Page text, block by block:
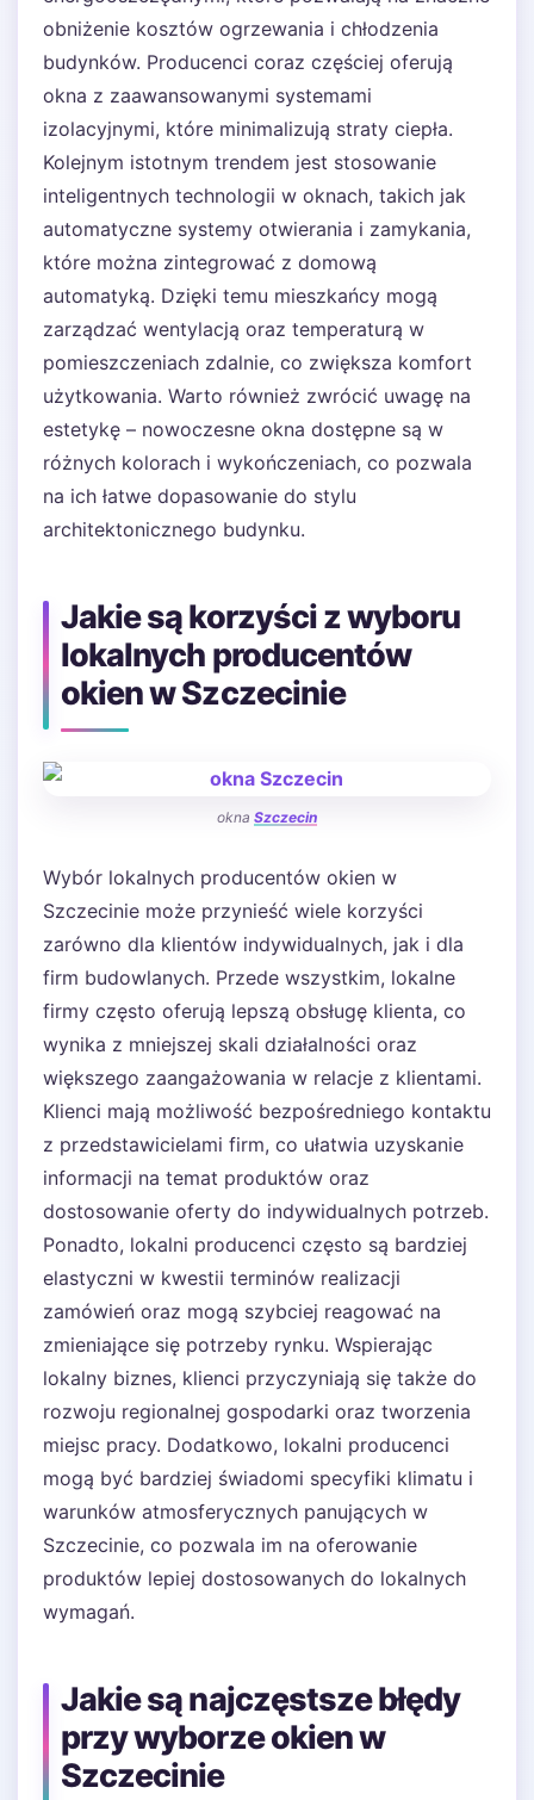
obniżenie kosztów ogrzewania i chłodzenia
budynków. Producenci coraz częściej oferują
okna z zaawansowanymi systemami
izolacyjnymi, które minimalizują straty ciepła.
Kolejnym istotnym trendem jest stosowanie
inteligentnych technologii w oknach, takich jak
automatyczne systemy otwierania i zamykania,
które można zintegrować z domową
automatyką. Dzięki temu mieszkańcy mogą
zarządzać wentylacją oraz temperaturą w
pomieszczeniach zdalnie, co zwiększa komfort
użytkowania. Warto również zwrócić uwagę na
estetykę – nowoczesne okna dostępne są w
różnych kolorach i wykończeniach, co pozwala
na ich łatwe dopasowanie do stylu
architektonicznego budynku.
Jakie są korzyści z wyboru
lokalnych producentów
okien w Szczecinie
okna Szczecin
Wybór lokalnych producentów okien w
Szczecinie może przynieść wiele korzyści
zarówno dla klientów indywidualnych, jak i dla
firm budowlanych. Przede wszystkim, lokalne
firmy często oferują lepszą obsługę klienta, co
wynika z mniejszej skali działalności oraz
większego zaangażowania w relacje z klientami.
Klienci mają możliwość bezpośredniego kontaktu
z przedstawicielami firm, co ułatwia uzyskanie
informacji na temat produktów oraz
dostosowanie oferty do indywidualnych potrzeb.
Ponadto, lokalni producenci często są bardziej
elastyczni w kwestii terminów realizacji
zamówień oraz mogą szybciej reagować na
zmieniające się potrzeby rynku. Wspierając
lokalny biznes, klienci przyczyniają się także do
rozwoju regionalnej gospodarki oraz tworzenia
miejsc pracy. Dodatkowo, lokalni producenci
mogą być bardziej świadomi specyfiki klimatu i
warunków atmosferycznych panujących w
Szczecinie, co pozwala im na oferowanie
produktów lepiej dostosowanych do lokalnych
wymagań.
Jakie są najczęstsze błędy
przy wyborze okien w
Szczecinie